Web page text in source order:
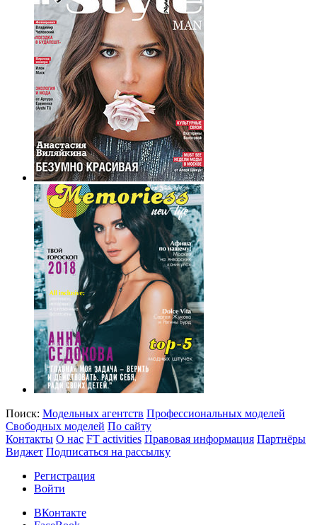
Поиск: Модельных агентств Профессиональных моделей
Свободных моделей По сайту
Контакты О нас FT activities Правовая информация Партнёры
Виджет Подписаться на рассылку
Регистрация
Войти
ВКонтакте